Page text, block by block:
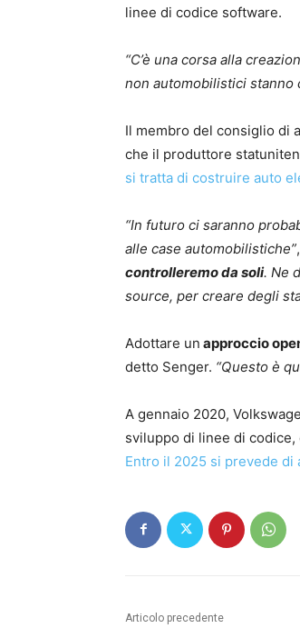
linee di codice software.
“C’è una corsa alla
non automobilistici stanno
Il membro del consiglio di
che il produttore
si tratta di costruire auto
“In futuro ci saranno
alle case automobilistiche”
controlleremo da soli. Ne
source, per creare degli
Adottare un approccio
detto Senger. “Questo è
A gennaio 2020,
sviluppo di linee di
Entro il 2025 si prevede
Articolo precedente